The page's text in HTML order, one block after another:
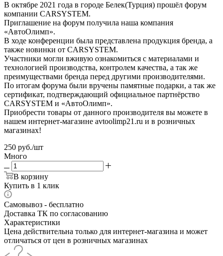
В октябре 2021 года в городе Белек(Турция) прошёл форум
компании CARSYSTEM.
Приглашение на форум получила наша компания
«АвтоОлимп».
В ходе конференции была представлена продукция бренда, а
также новинки от CARSYSTEM.
Участники могли вживую ознакомиться с материалами и
технологией производства, контролем качества, а так же
преимуществами бренда перед другими производителями.
По итогам форума были вручены памятные подарки, а так же
сертификат, подтверждающий официальное партнёрство
CARSYSTEM и «АвтоОлимп».
Приобрести товары от данного производителя вы можете в
нашем интернет-магазине avtoolimp21.ru и в розничных
магазинах!
250 руб./шт
Много
В корзину
Купить в 1 клик
Самовывоз - бесплатно
Доставка ТК по согласованию
Характеристики
Цена действительна только для интернет-магазина и может
отличаться от цен в розничных магазинах